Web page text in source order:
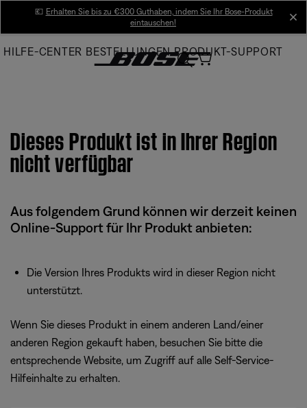
Main
💶 Erhalten Sie bis zu €300 Guthaben, indem Sie Ihr Bose-Produkt
eintauschen!
HILFE-CENTER BESTELLUNGEN PRODUKT-SUPPORT
Dieses Produkt ist in Ihrer Region
nicht verfügbar
Aus folgendem Grund können wir derzeit keinen
Online-Support für Ihr Produkt anbieten:
Die Version Ihres Produkts wird in dieser Region nicht
unterstützt.
Wenn Sie dieses Produkt in einem anderen Land/einer
anderen Region gekauft haben, besuchen Sie bitte die
entsprechende Website, um Zugriff auf alle Self-Service-
Hilfeinhalte zu erhalten.